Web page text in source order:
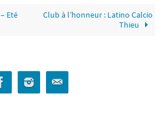
Eté
Club à l’honneur : Latino Calcio
Thieu